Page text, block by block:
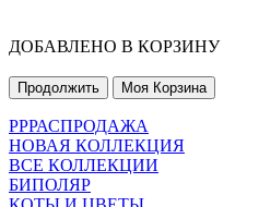
ДОБАВЛЕНО В КОРЗИНУ
Продолжить Моя Корзина
РРРАСПРОДАЖА
НОВАЯ КОЛЛЕКЦИЯ
ВСЕ КОЛЛЕКЦИИ
БИПОЛЯР